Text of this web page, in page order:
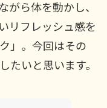
がら体を動かし、
リフレッシュ感を
」。今回はその
たいと思います。